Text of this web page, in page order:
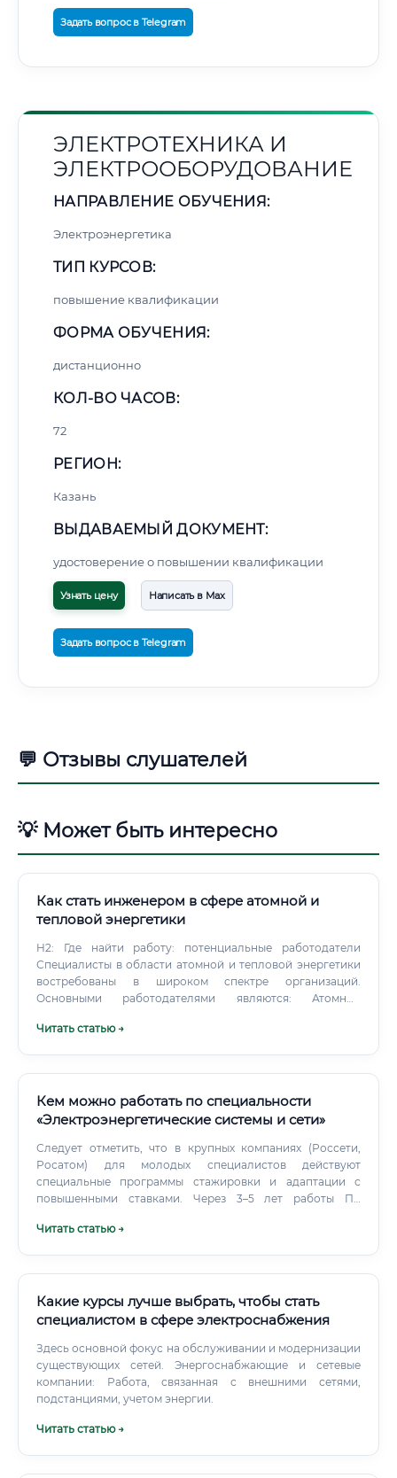
Задать вопрос в Telegram
ЭЛЕКТРОТЕХНИКА И
ЭЛЕКТРООБОРУДОВАНИЕ
НАПРАВЛЕНИЕ ОБУЧЕНИЯ:
Электроэнергетика
ТИП КУРСОВ:
повышение квалификации
ФОРМА ОБУЧЕНИЯ:
дистанционно
КОЛ-ВО ЧАСОВ:
72
РЕГИОН:
Казань
ВЫДАВАЕМЫЙ ДОКУМЕНТ:
удостоверение о повышении квалификации
Узнать цену Написать в Max
Задать вопрос в Telegram
💬 Отзывы слушателей
💡 Может быть интересно
Как стать инженером в сфере атомной и
тепловой энергетики
H2: Где найти работу: потенциальные работодатели
Специалисты в области атомной и тепловой энергетики
востребованы в широком спектре организаций.
Основными работодателями являются: Атомные
ГРЭС, ТЭЦ): крупнейшие работодатели, предлагающие
Читать статью →
Кем можно работать по специальности
«Электроэнергетические системы и сети»
Следует отметить, что в крупных компаниях (Россети,
Росатом) для молодых специалистов действуют
специальные программы стажировки и адаптации с
повышенными ставками. Через 3–5 лет работы По
профессионального развития специалист может выйти
всего Уровень оплаты труда существенно варьируется в
зависимости от региона и отрасли.
Читать статью →
Какие курсы лучше выбрать, чтобы стать
специалистом в сфере электроснабжения
Здесь основной фокус на обслуживании и модернизации
существующих сетей. Энергоснабжающие и сетевые
компании: Работа, связанная с внешними сетями,
подстанциями, учетом энергии.
Читать статью →